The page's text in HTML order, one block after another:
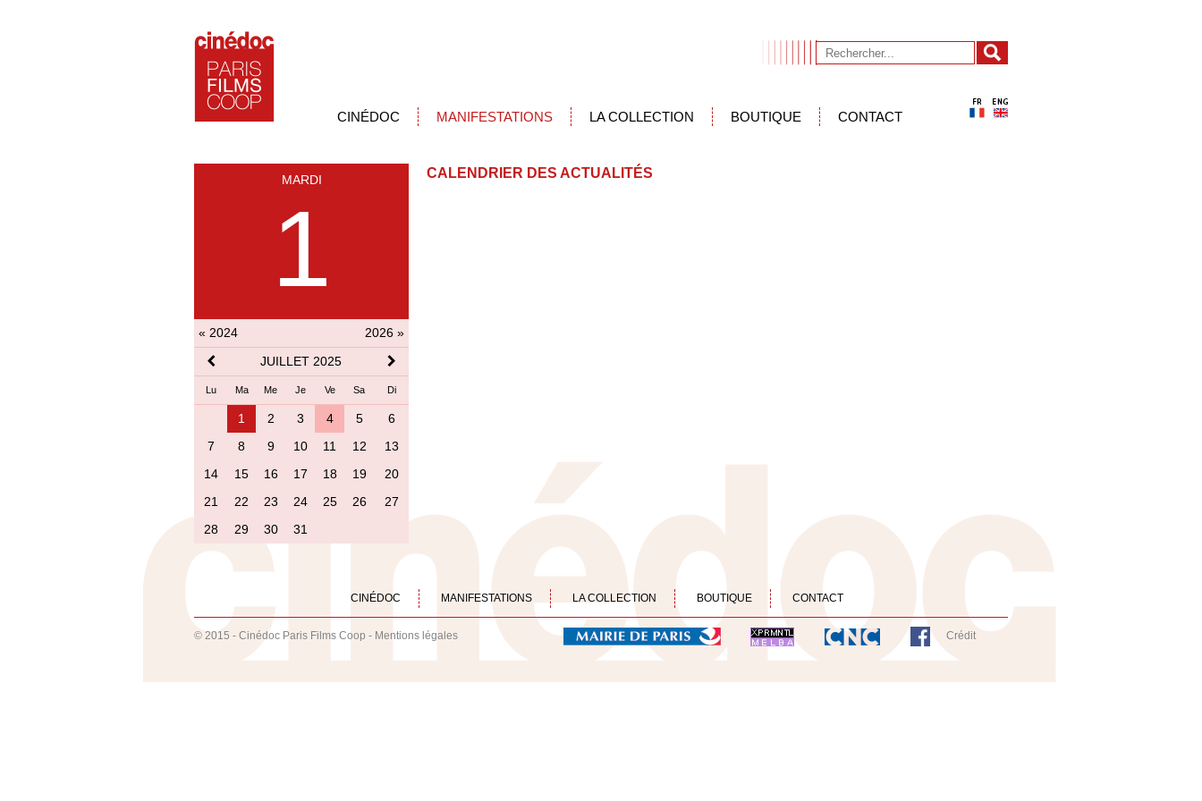
CINÉDOC MANIFESTATIONS LA COLLECTION BOUTIQUE CONTACT
MARDI
1
« 2024
2026 »
JUILLET 2025
Lu Ma Me Je Ve Sa Di
1 2 3 4 5
6
7
8 9 10 11 12
13
14
15 16 17 18 19
20
21
22 23 24 25 26
27
28
29 30 31
CALENDRIER DES ACTUALITÉS
CINÉDOC MANIFESTATIONS LA COLLECTION BOUTIQUE CONTACT
© 2015 - Cinédoc Paris Films Coop - Mentions légales Crédit